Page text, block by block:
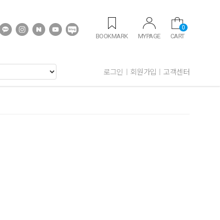
BOOKMARK MYPAGE CART
0
로그인 회원가입 고객센터